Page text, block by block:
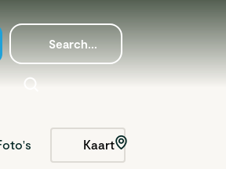
Kaart